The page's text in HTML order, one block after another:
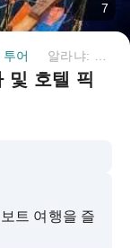
7
어
및 호텔 픽
트 여행을 즐